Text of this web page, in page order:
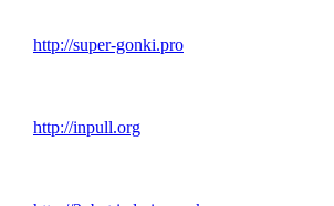
http://super-gonki.pro
http://inpull.org